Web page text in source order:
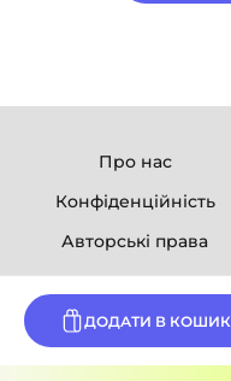
ДОДАТИ В КОШИК
Про нас
Конфіденційність
Авторські права